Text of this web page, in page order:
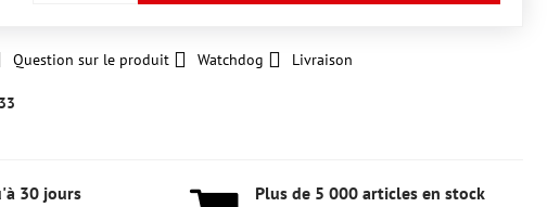
Question sur le produit Watchdog Livraison
30 jours Plus de 5 000 articles en stock